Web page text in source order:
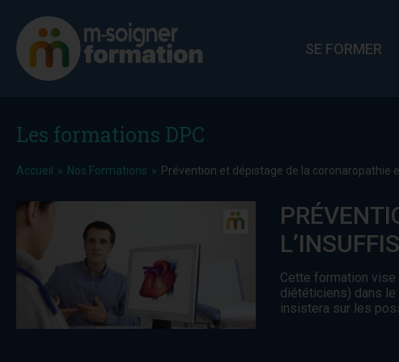
SE FORMER
Les formations DPC
Accueil Nos Formations Prévention et dépistage de la coronaropathie
Cette formation
diététiciens) dans le
insistera sur les